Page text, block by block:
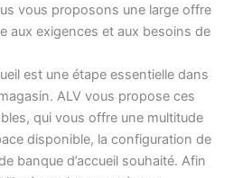
vous proposons une large offre
aux exigences et aux besoins de
est une étape essentielle dans
ALV vous propose ces
qui vous offre une multitude
disponible, la configuration de
banque d’accueil souhaité. Afin